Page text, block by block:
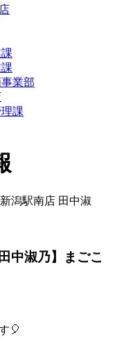
業部
課
潟駅南店 田中淑
中淑乃】まごこ
🎈